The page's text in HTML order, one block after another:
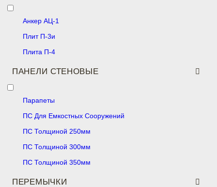
Анкер АЦ-1
Плит П-3и
Плита П-4
ПАНЕЛИ СТЕНОВЫЕ
Парапеты
ПС Для Емкостных Сооружений
ПС Толщиной 250мм
ПС Толщиной 300мм
ПС Толщиной 350мм
ПЕРЕМЫЧКИ